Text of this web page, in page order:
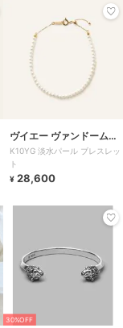
ヴイエー ヴァンドーム青
山
K10YG 淡水パール ブレスレッ
ト
¥ 28,600
30%OFF